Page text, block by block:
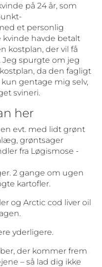
på 24 år, som
et personlig
havde betalt
kostplan, der vil få
Jeg spurgte om jeg
da den fagligt
gentage mig selv,
svineri.
her
evt. med lidt grønt
grøntsager
fra Løgismose ‐
2 gange om ugen
kartofler.
og Arctic cod liver oil
yderligere.
der kommer frem
– så lad dig ikke